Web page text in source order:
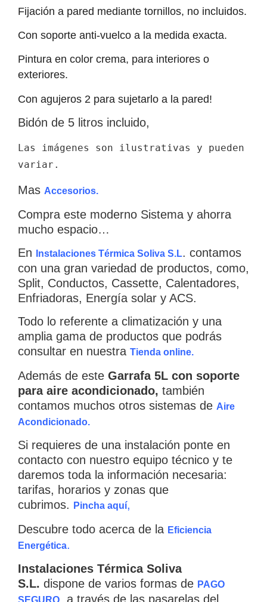
Fijación a pared mediante tornillos, no incluidos.
Con soporte anti-vuelco a la medida exacta.
Pintura en color crema, para interiores o
exteriores.
Con agujeros 2 para sujetarlo a la pared!
Bidón de 5 litros incluido,
Las imágenes son ilustrativas y pueden
variar.
Mas Accesorios.
Compra este moderno Sistema y ahorra
mucho espacio…
En
Instalaciones Térmica Soliva S.L. contamos
con una gran variedad de productos, como,
Split, Conductos, Cassette, Calentadores,
Enfriadoras, Energía solar y ACS.
Todo lo referente a climatización y una
amplia gama de productos que podrás
consultar en nuestra Tienda online.
Además de este Garrafa 5L con soporte
para aire acondicionado, también
contamos muchos otros sistemas de Aire
Acondicionado.
Si requieres de una instalación ponte en
contacto con nuestro equipo técnico y te
daremos toda la información necesaria:
tarifas, horarios y zonas que
cubrimos.
Pincha aquí,
Descubre todo acerca de la Eficiencia
Energética.
Instalaciones Térmica Soliva
S.L. dispone de varios formas de PAGO
SEGURO
a través de las pasarelas del